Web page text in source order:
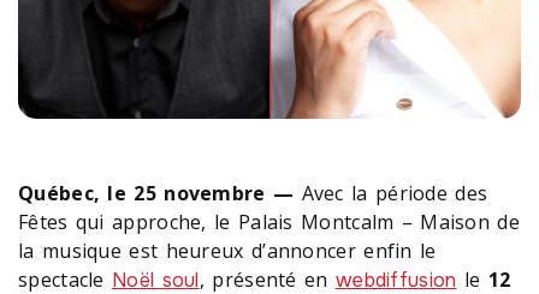
Québec, le 25 novembre — Avec la période des
Fêtes qui approche, le Palais Montcalm – Maison de
la musique est heureux d’annoncer enfin le
spectacle Noël soul, présenté en webdiffusion le 12